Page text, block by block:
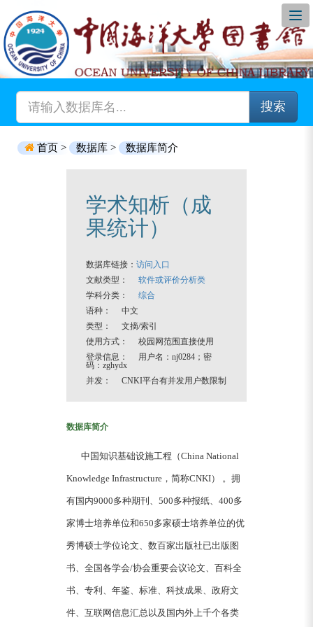
搜索
首页 > 数据库 > 数据库简介
学术知析（成
果统计）
数据库链接： 访问入口
文献类型： 软件或评价分析类
学科分类： 综合
语种： 中文
类型： 文摘/索引
使用方式： 校园网范围直接使用
登录信息： 用户名：nj0284；密
码：zghydx
并发： CNKI平台有并发用户数限制
数据库简介
中国知识基础设施工程（China National
Knowledge Infrastructure，简称CNKI） 。拥
有国内9000多种期刊、500多种报纸、400多
家博士培养单位和650多家硕士培养单位的优
秀博硕士学位论文、数百家出版社已出版图
书、全国各学会/协会重要会议论文、百科全
书、专利、年鉴、标准、科技成果、政府文
件、互联网信息汇总以及国内外上千个各类